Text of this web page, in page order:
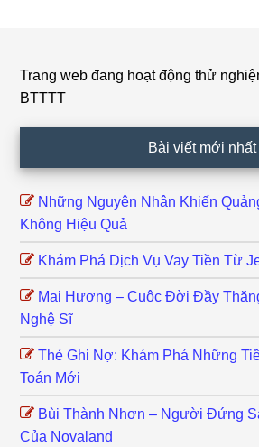
Footer
Trang web đang hoạt động thử
BTTTT
Bài viết mới nhất
Những Nguyên Nhân Khiến
Không Hiệu Quả
Khám Phá Dịch Vụ Vay Tiền Từ
Mai Hương – Cuộc Đời Đầy
Nghệ Sĩ
Thẻ Ghi Nợ: Khám Phá Những
Toán Mới
Bùi Thành Nhơn – Người Đứng
Của Novaland